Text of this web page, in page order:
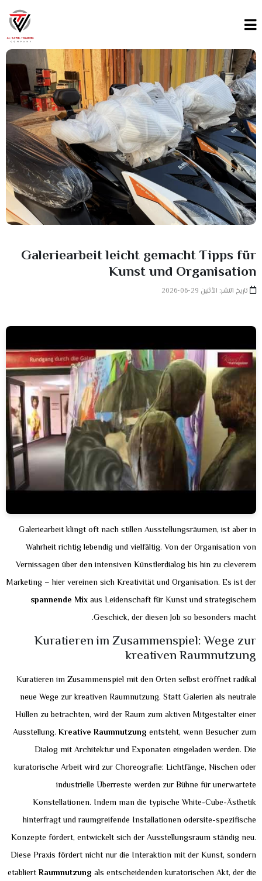
Galeriearbeit leicht gemacht Tipps für
Kunst und Organisation
تاريخ النشر: الأثنين 29-06-2026
Galeriearbeit klingt oft nach stillen Ausstellungsräumen, ist aber in
Wahrheit richtig lebendig und vielfältig. Von der Organisation von
Vernissagen über den intensiven Künstlerdialog bis hin zu cleverem
Marketing – hier vereinen sich Kreativität und Organisation. Es ist der
spannende Mixaus Leidenschaft für Kunst und strategischem
Geschick, der diesen Job so besonders macht.
Kuratieren im Zusammenspiel: Wege zur
kreativen Raumnutzung
Kuratieren im Zusammenspiel mit den Orten selbst eröffnet radikal
neue Wege zur kreativen Raumnutzung. Statt Galerien als neutrale
Hüllen zu betrachten, wird der Raum zum aktiven Mitgestalter einer
Ausstellung.Kreative Raumnutzung entsteht, wenn Besucher zum
Dialog mit Architektur und Exponaten eingeladen werden. Die
kuratorische Arbeit wird zur Choreografie: Lichtfänge, Nischen oder
industrielle Überreste werden zur Bühne für unerwartete
Konstellationen. Indem man die typische White-Cube-Ästhetik
hinterfragt und raumgreifende Installationen odersite-spezifische
Konzepte fördert, entwickelt sich der Ausstellungsraum ständig neu.
Diese Praxis fördert nicht nur die Interaktion mit der Kunst, sondern
etabliertRaumnutzung als entscheidenden kuratorischen Akt, der die